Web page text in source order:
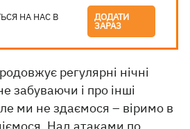
НА НАС В ДОДАТИ
ЗАРАЗ
регулярні нічні
забуваючи і про інші
ми не здаємося – віримо в